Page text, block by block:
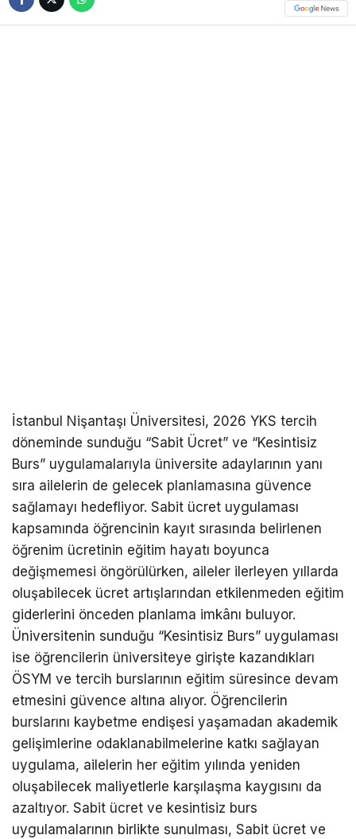
İstanbul Nişantaşı Üniversitesi, 2026 YKS tercih
döneminde sunduğu “Sabit Ücret” ve “Kesintisiz
Burs” uygulamalarıyla üniversite adaylarının yanı
sıra ailelerin de gelecek planlamasına güvence
sağlamayı hedefliyor. Sabit ücret uygulaması
kapsamında öğrencinin kayıt sırasında belirlenen
öğrenim ücretinin eğitim hayatı boyunca
değişmemesi öngörülürken, aileler ilerleyen yıllarda
oluşabilecek ücret artışlarından etkilenmeden eğitim
giderlerini önceden planlama imkânı buluyor.
Üniversitenin sunduğu “Kesintisiz Burs” uygulaması
ise öğrencilerin üniversiteye girişte kazandıkları
ÖSYM ve tercih burslarının eğitim süresince devam
etmesini güvence altına alıyor. Öğrencilerin
burslarını kaybetme endişesi yaşamadan akademik
gelişimlerine odaklanabilmelerine katkı sağlayan
uygulama, ailelerin her eğitim yılında yeniden
oluşabilecek maliyetlerle karşılaşma kaygısını da
azaltıyor. Sabit ücret ve kesintisiz burs
uygulamalarının birlikte sunulması, Sabit ücret ve